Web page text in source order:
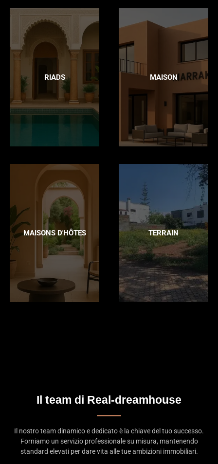
RIADS MAISON
MAISONS D'HÔTES TERRAIN
Il team di Real-dreamhouse
Il nostro team dinamico e dedicato è la chiave del tuo successo.
Forniamo un servizio professionale su misura, mantenendo
standard elevati per dare vita alle tue ambizioni immobiliari.